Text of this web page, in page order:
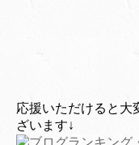
応援いただけると大
ざいます↓